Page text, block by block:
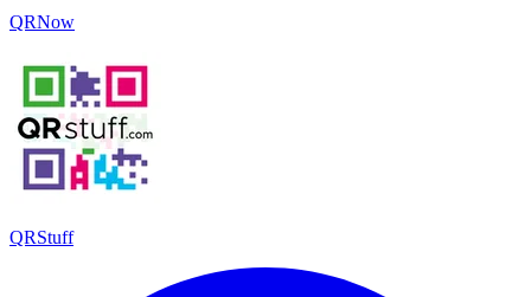
QRNow
QRStuff